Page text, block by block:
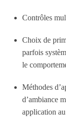
Contrôles
Choix de
parfois
le
Méthodes
d’ambiance
application